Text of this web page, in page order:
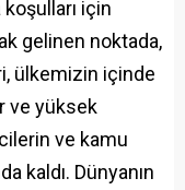
için
gelinen noktada,
ülkemizin içinde
ve yüksek
ve kamu
kaldı. Dünyanın